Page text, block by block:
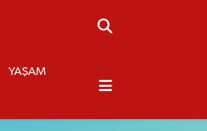
YAŞAM